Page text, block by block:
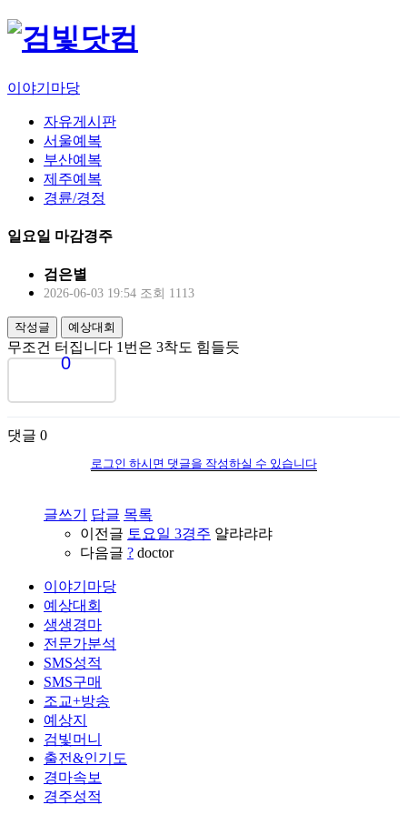
이야기마당
자유게시판
서울예복
부산예복
제주예복
경륜/경정
일요일 마감경주
검은별
2026-06-03 19:54 조회 1113
작성글 예상대회
무조건 터집니다 1번은 3착도 힘들듯
0
댓글 0
로그인 하시면 댓글을 작성하실 수 있습니다
글쓰기 답글 목록
이전글 토요일 3경주 얄랴랴랴
다음글 ? doctor
이야기마당
예상대회
생생경마
전문가분석
SMS성적
SMS구매
조교+방송
예상지
검빛머니
출전&인기도
경마속보
경주성적